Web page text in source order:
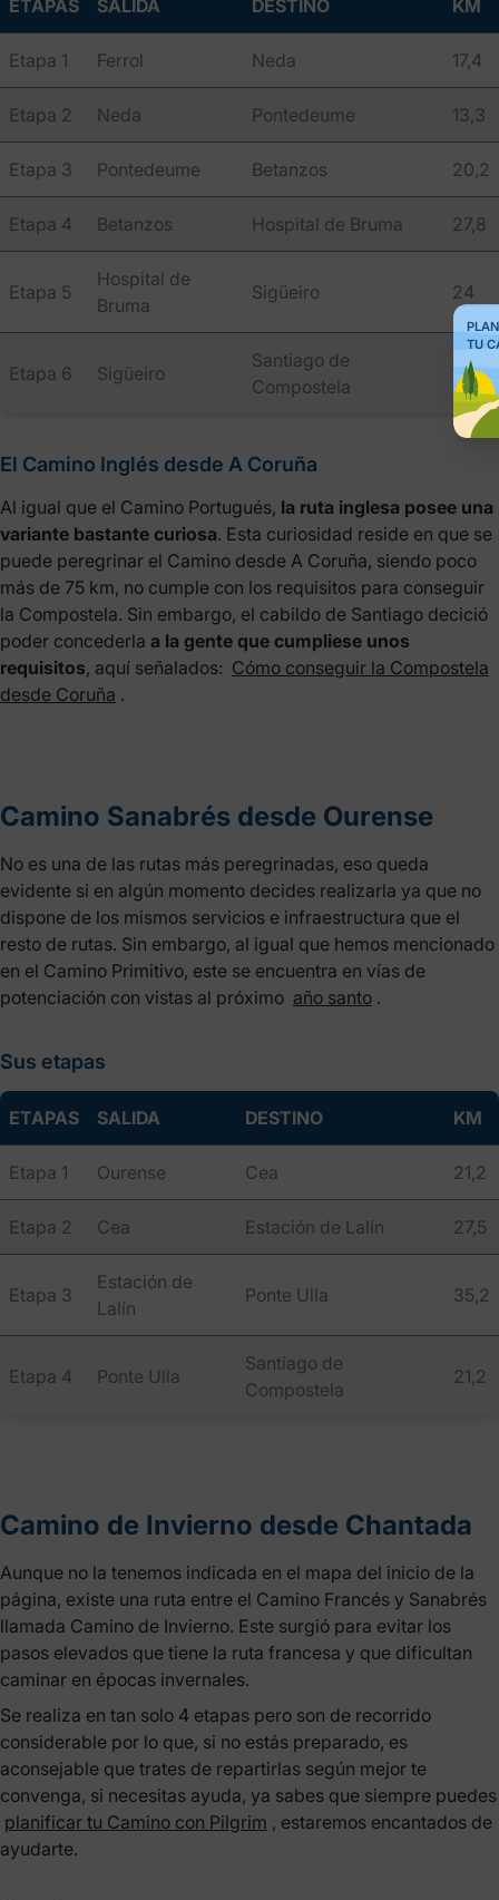
TU
ETAPAS SALIDA DESTINO KM
Etapa 1 Ferrol Neda 17,4
Etapa 2 Neda Pontedeume 13,3
Etapa 3 Pontedeume Betanzos 20,2
Etapa 4 Betanzos Hospital de Bruma 27,8
Etapa 5
Hospital de
Bruma
Sigüeiro 24
Etapa 6 Sigüeiro
Santiago de
Compostela
16,7
El Camino Inglés desde A Coruña
Al igual que el Camino Portugués, la ruta inglesa posee una
variante bastante curiosa. Esta curiosidad reside en que se
puede peregrinar el Camino desde A Coruña, siendo poco
más de 75 km, no cumple con los requisitos para conseguir
la Compostela. Sin embargo, el cabildo de Santiago decició
poder concederla a la gente que cumpliese unos
requisitos, aquí señalados: Cómo conseguir la Compostela
desde Coruña .
Camino Sanabrés desde Ourense
No es una de las rutas más peregrinadas, eso queda
evidente si en algún momento decides realizarla ya que no
dispone de los mismos servicios e infraestructura que el
resto de rutas. Sin embargo, al igual que hemos mencionado
en el Camino Primitivo, este se encuentra en vías de
potenciación con vistas al próximo año santo .
Sus etapas
ETAPAS SALIDA DESTINO KM
Etapa 1 Ourense Cea 21,2
Etapa 2 Cea Estación de Lalín 27,5
Etapa 3
Estación de
Lalín
Ponte Ulla 35,2
Etapa 4 Ponte Ulla
Santiago de
Compostela
21,2
Camino de Invierno desde Chantada
Aunque no la tenemos indicada en el mapa del inicio de la
página, existe una ruta entre el Camino Francés y Sanabrés
llamada Camino de Invierno. Este surgió para evitar los
pasos elevados que tiene la ruta francesa y que dificultan
caminar en épocas invernales.
Se realiza en tan solo 4 etapas pero son de recorrido
considerable por lo que, si no estás preparado, es
aconsejable que trates de repartirlas según mejor te
convenga, si necesitas ayuda, ya sabes que siempre puedes
planificar tu Camino con Pilgrim , estaremos encantados de
ayudarte.